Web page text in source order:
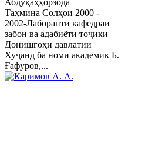
Таҳмина Солҳои 2000 -
2002-Лаборанти кафедраи
забон ва адабиёти тоҷики
Донишгоҳи давлатии
Хуҷанд ба номи академик Б.
Ғафуров,...